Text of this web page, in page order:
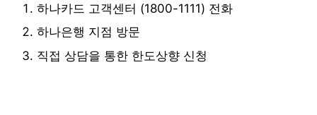
하나카드 고객센터 (1800-1111) 전화
하나은행 지점 방문
직접 상담을 통한 한도상향 신청